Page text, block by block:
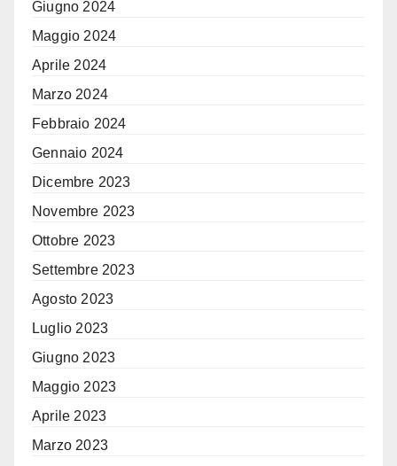
Giugno 2024
Maggio 2024
Aprile 2024
Marzo 2024
Febbraio 2024
Gennaio 2024
Dicembre 2023
Novembre 2023
Ottobre 2023
Settembre 2023
Agosto 2023
Luglio 2023
Giugno 2023
Maggio 2023
Aprile 2023
Marzo 2023